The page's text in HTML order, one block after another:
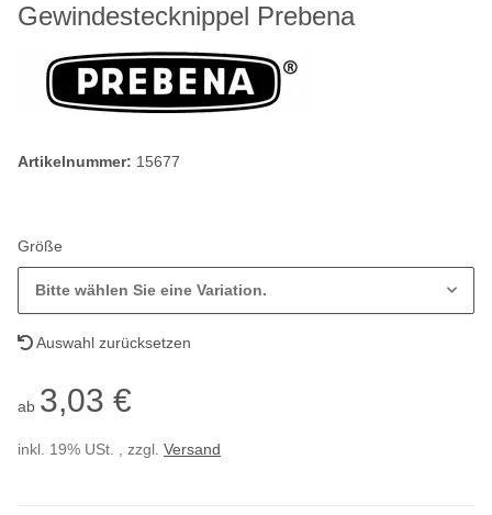
Gewindestecknippel Prebena
Artikelnummer: 15677
Größe
Bitte wählen Sie eine Variation.
Auswahl zurücksetzen
ab 3,03 €
inkl. 19% USt. , zzgl. Versand